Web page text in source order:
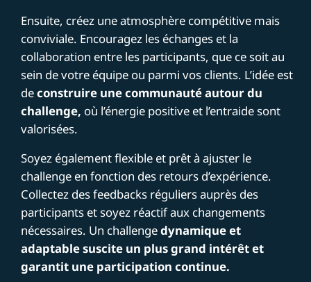
Ensuite, créez une atmosphère compétitive mais
conviviale. Encouragez les échanges et la
collaboration entre les participants, que ce soit au
sein de votre équipe ou parmi vos clients. L’idée est
deconstruire une communauté autour du
challenge, où l’énergie positive et l’entraide sont
valorisées.
Soyez également flexible et prêt à ajuster le
challenge en fonction des retours d’expérience.
Collectez des feedbacks réguliers auprès des
participants et soyez réactif aux changements
nécessaires. Un challengedynamique et
adaptable suscite un plus grand intérêt et
garantit une participation continue.